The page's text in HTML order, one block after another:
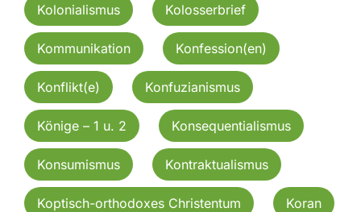
Kolonialismus Kolosserbrief
Kommunikation Konfession(en)
Konflikt(e) Konfuzianismus
Könige – 1 u. 2 Konsequentialismus
Konsumismus Kontraktualismus
Koptisch-orthodoxes Christentum Koran